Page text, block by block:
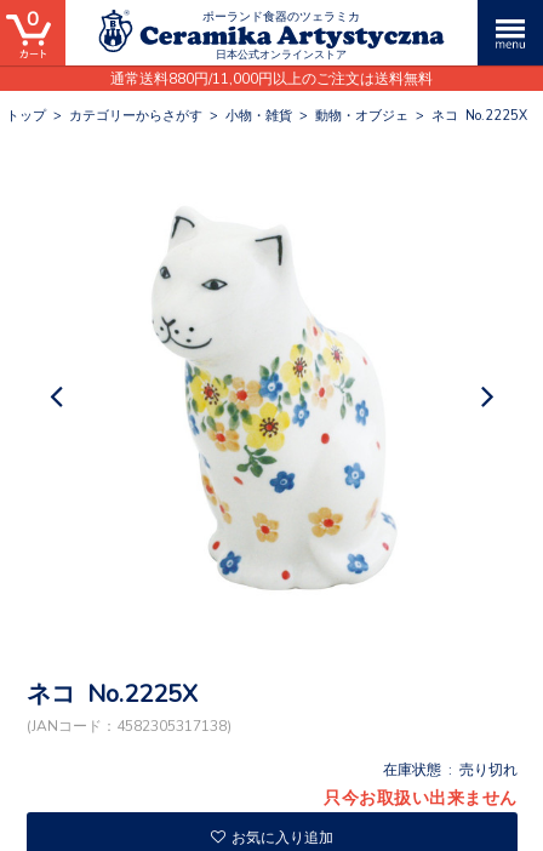
ポーランド食器のツェラミカ
日本公式オンラインストア
通常送料880円/11,000円以上のご注文は送料無料
0
トップ> カテゴリーからさがす > 小物・雑貨 > 動物・オブジェ > ネコ No.2225X
ネコ No.2225X
(JANコード：4582305317138)
在庫状態 : 売り切れ
只今お取扱い出来ません
お気に入り追加